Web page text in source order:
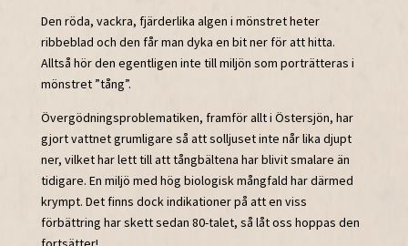
Den röda, vackra, fjärderlika algen i mönstret heter
ribbeblad och den får man dyka en bit ner för att hitta.
Alltså hör den egentligen inte till miljön som porträtteras i
mönstret ”tång”.
Övergödningsproblematiken, framför allt i Östersjön, har
gjort vattnet grumligare så att solljuset inte når lika djupt
ner, vilket har lett till att tångbältena har blivit smalare än
tidigare. En miljö med hög biologisk mångfald har därmed
krympt. Det finns dock indikationer på att en viss
förbättring har skett sedan 80-talet, så låt oss hoppas den